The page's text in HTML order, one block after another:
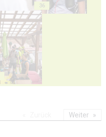
36
Weiter